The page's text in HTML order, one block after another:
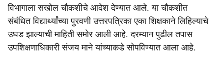
विभागाला सखोल चौकशीचे आदेश देण्यात आले. या चौकशीत
संबंधित विद्यार्थ्यांच्या पुरवणी उत्तरपत्रिका एका शिक्षकाने लिहिल्याचे
उघड झाल्याची माहिती समोर आली आहे. दरम्यान पुढील तपास
उपशिक्षणाधिकारी संजय माने यांच्याकडे सोपविण्यात आला आहे.